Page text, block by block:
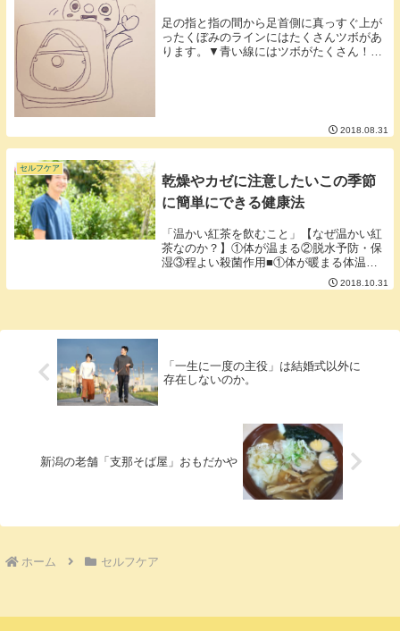
足の指と指の間から足首側に真っすぐ上が
ったくぼみのラインにはたくさんツボがあ
ります。▼青い線にはツボがたくさん！イ
2018.08.31
セルフケア
乾燥やカゼに注意したいこの季節
に簡単にできる健康法
「温かい紅茶を飲むこと」【なぜ温かい紅
茶なのか？】①体が温まる②脱水予防・保
湿③程よい殺菌作用■①体が暖まる体温を
高くキープしておくと免疫の細胞が活発に
動ける環境になり風邪を引きにくくする効
2018.10.31
「一生に一度の主役」は結婚式以外に
存在しないのか。
新潟の老舗「支那そば屋」おもだかや
ホーム セルフケア